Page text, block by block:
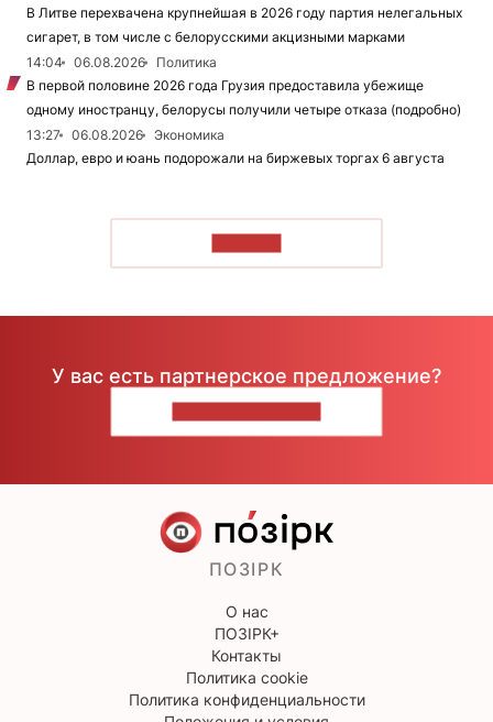
В Литве перехвачена крупнейшая в 2026 году партия нелегальных
сигарет, в том числе с белорусскими акцизными марками
14:04
06.08.2026
Политика
В первой половине 2026 года Грузия предоставила убежище
одному иностранцу, белорусы получили четыре отказа (подробно)
13:27
06.08.2026
Экономика
Доллар, евро и юань подорожали на биржевых торгах 6 августа
У вас есть партнерское предложение?
ПОЗІРК
О нас
ПОЗІРК+
Контакты
Политика cookie
Политика конфиденциальности